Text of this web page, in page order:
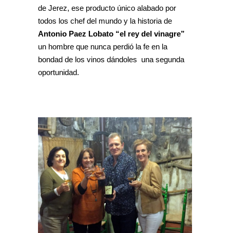
de Jerez, ese producto único alabado por
todos los chef del mundo y la historia de
Antonio Paez Lobato “el rey del vinagre”
un hombre que nunca perdió la fe en la
bondad de los vinos dándoles una segunda
oportunidad.